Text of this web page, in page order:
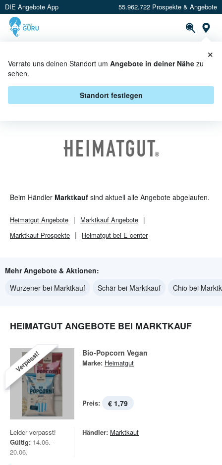
DIE Angebote App 55.962.722 Prospekte & Angebote
Verrate uns deinen Standort um Angebote in deiner Nähe zu
sehen.
Standort festlegen
×
HEIMATGUT BEI MARKTKAUF -
ANGEBOTE & AKTIONEN
Beim Händler Marktkauf sind aktuell alle Angebote abgelaufen.
Heimatgut Angebote Marktkauf Angebote
Marktkauf Prospekte Heimatgut bei E center
Mehr Angebote & Aktionen:
Wurzener bei Marktkauf
Schär bei Marktkauf Chio bei
HEIMATGUT ANGEBOTE BEI MARKTKAUF
Verpasst! Bio-Popcorn Vegan
Marke: Heimatgut
Preis: € 1,79
Leider verpasst!
Gültig: 14.06. -
20.06.
Händler: Marktkauf